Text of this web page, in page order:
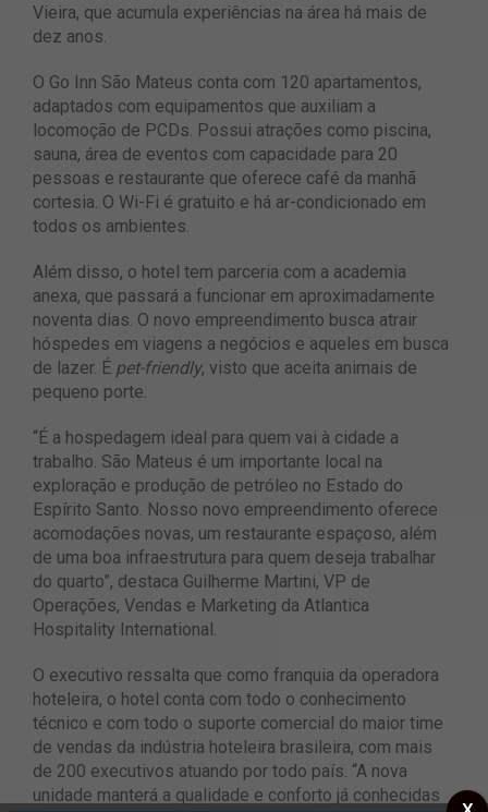
Vieira, que acumula experiências na área há mais de
dez anos.
O Go Inn São Mateus conta com 120 apartamentos,
adaptados com equipamentos que auxiliam a
locomoção de PCDs. Possui atrações como piscina,
sauna, área de eventos com capacidade para 20
pessoas e restaurante que oferece café da manhã
cortesia. O Wi-Fi é gratuito e há ar-condicionado em
todos os ambientes.
Além disso, o hotel tem parceria com a academia
anexa, que passará a funcionar em aproximadamente
noventa dias. O novo empreendimento busca atrair
hóspedes em viagens a negócios e aqueles em busca
de lazer. É pet-friendly, visto que aceita animais de
pequeno porte.
“É a hospedagem ideal para quem vai à cidade a
trabalho. São Mateus é um importante local na
exploração e produção de petróleo no Estado do
Espírito Santo. Nosso novo empreendimento oferece
acomodações novas, um restaurante espaçoso, além
de uma boa infraestrutura para quem deseja trabalhar
do quarto”, destaca Guilherme Martini, VP de
Operações, Vendas e Marketing da Atlantica
Hospitality International.
O executivo ressalta que como franquia da operadora
hoteleira, o hotel conta com todo o conhecimento
técnico e com todo o suporte comercial do maior time
de vendas da indústria hoteleira brasileira, com mais
de 200 executivos atuando por todo país. “A nova
unidade manterá a qualidade e conforto já conhecidas